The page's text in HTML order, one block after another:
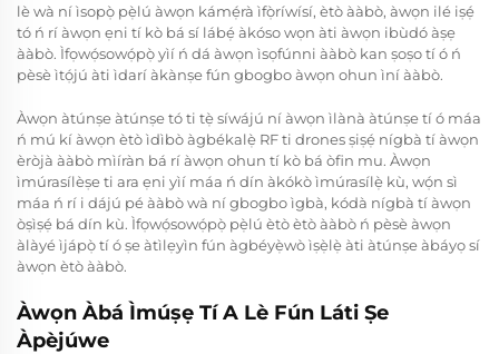
lè wà ní ìsopọ̀ pẹ̀lú àwọn kámẹ́rà ìfọ̀ríwísí, ètò ààbò, àwọn ilé iṣẹ́
tó ń rí àwọn ẹni tí kò bá sí lábẹ́ àkóso wọn àti àwọn ibùdó àṣẹ
ààbò. Ìfọwọ́sowọ́pọ̀ yìí ń dá àwọn ìsọfúnni ààbò kan ṣoṣo tí ó ń
pèsè ìtọ́jú àti ìdarí àkànṣe fún gbogbo àwọn ohun ìní ààbò.
Àwọn àtúnṣe àtúnṣe tó ti tẹ̀ síwájú ní àwọn ìlànà àtúnṣe tí ó máa
ń mú kí àwọn ètò ìdìbò àgbékalẹ̀ RF ti drones ṣiṣẹ́ nígbà tí àwọn
èròjà ààbò mìíràn bá rí àwọn ohun tí kò bá òfin mu. Àwọn
ìmúrasílèṣe ti ara ẹni yìí máa ń dín àkókò ìmúrasílẹ̀ kù, wọ́n sì
máa ń rí i dájú pé ààbò wà ní gbogbo ìgbà, kódà nígbà tí àwọn
òṣìṣẹ́ bá dín kù. Ìfọwọ́sowọ́pọ̀ pẹ̀lú ètò ètò ààbò ń pèsè àwọn
àlàyé ìjápọ̀ tí ó ṣe àtìlẹyìn fún àgbéyẹ̀wò ìṣẹ̀lẹ̀ àti àtúnṣe àbáyọ sí
àwọn ètò ààbò.
Àwọn Àbá Ìmúṣẹ Tí A Lè Fún Láti Ṣe
Àpèjúwe